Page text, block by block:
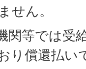
せん。
関等では受
り償還払い